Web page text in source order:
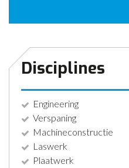
Disciplines
Engineering
Verspaning
Machineconstructie
Laswerk
Plaatwerk